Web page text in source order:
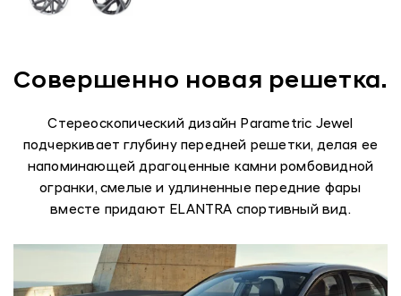
Совершенно новая решетка.
Стереоскопический дизайн Parametric Jewel
подчеркивает глубину передней решетки, делая ее
напоминающей драгоценные камни ромбовидной
огранки, смелые и удлиненные передние фары
вместе придают ELANTRA спортивный вид.